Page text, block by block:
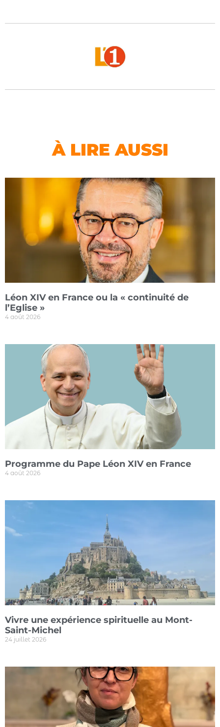
À LIRE AUSSI
Léon XIV en France ou la « continuité de
l’Eglise »
4 août 2026
Programme du Pape Léon XIV en France
4 août 2026
Vivre une expérience spirituelle au Mont-
Saint-Michel
24 juillet 2026